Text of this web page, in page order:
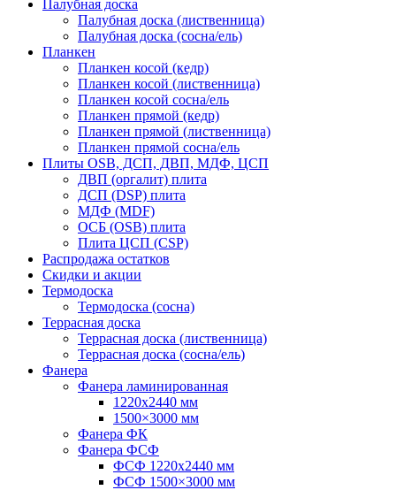
Палубная доска
Палубная доска (лиственница)
Палубная доска (сосна/ель)
Планкен
Планкен косой (кедр)
Планкен косой (лиственница)
Планкен косой сосна/ель
Планкен прямой (кедр)
Планкен прямой (лиственница)
Планкен прямой сосна/ель
Плиты OSB, ДСП, ДВП, МДФ, ЦСП
ДВП (оргалит) плита
ДСП (DSP) плита
МДФ (MDF)
ОСБ (OSB) плита
Плита ЦСП (CSP)
Распродажа остатков
Скидки и акции
Термодоска
Термодоска (сосна)
Террасная доска
Террасная доска (лиственница)
Террасная доска (сосна/ель)
Фанера
Фанера ламинированная
1220х2440 мм
1500×3000 мм
Фанера ФК
Фанера ФСФ
ФСФ 1220х2440 мм
ФСФ 1500×3000 мм